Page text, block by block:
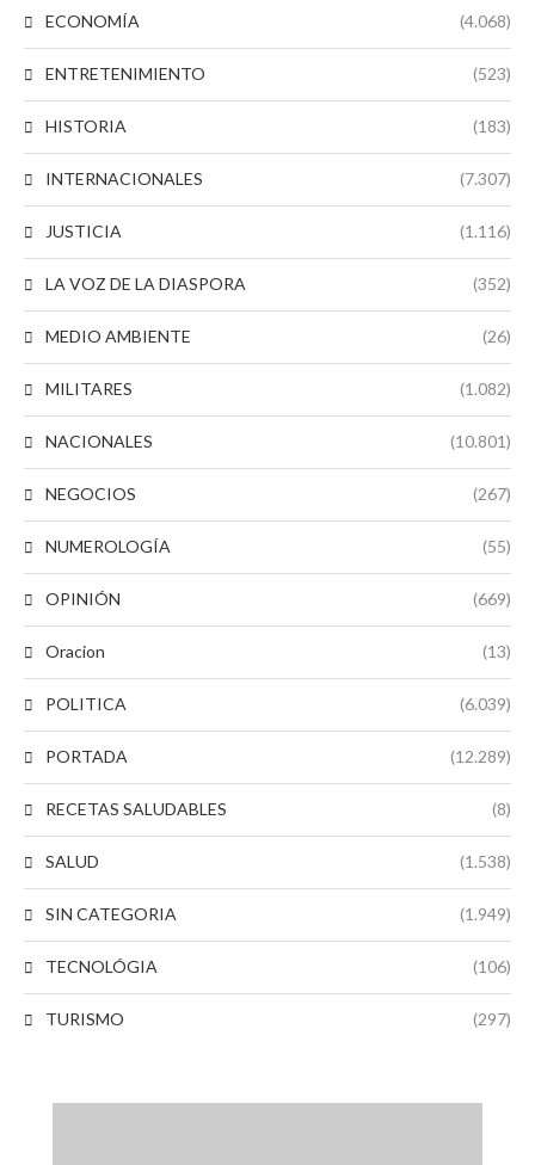
ECONOMÍA (4.068)
ENTRETENIMIENTO (523)
HISTORIA (183)
INTERNACIONALES (7.307)
JUSTICIA (1.116)
LA VOZ DE LA DIASPORA (352)
MEDIO AMBIENTE (26)
MILITARES (1.082)
NACIONALES (10.801)
NEGOCIOS (267)
NUMEROLOGÍA (55)
OPINIÓN (669)
Oracion (13)
POLITICA (6.039)
PORTADA (12.289)
RECETAS SALUDABLES (8)
SALUD (1.538)
SIN CATEGORIA (1.949)
TECNOLÓGIA (106)
TURISMO (297)